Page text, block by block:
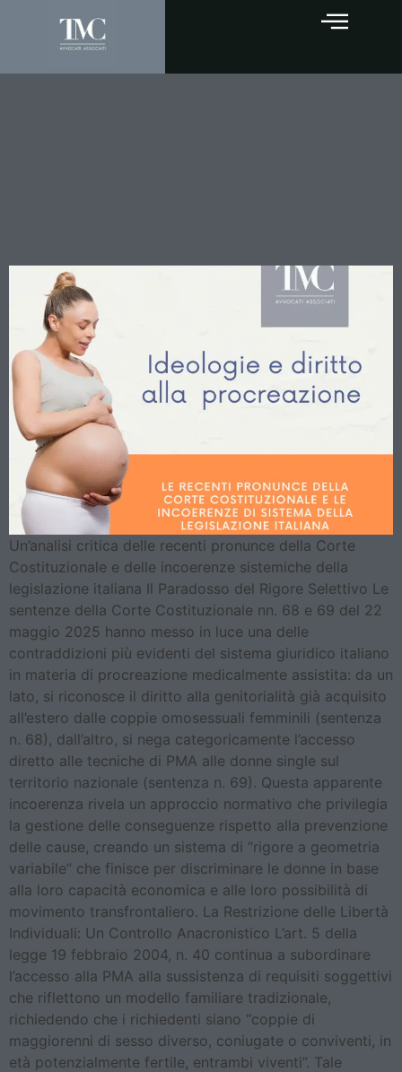
Un’analisi critica delle recenti pronunce della Corte
Costituzionale e delle incoerenze sistemiche della
legislazione italiana Il Paradosso del Rigore Selettivo Le
sentenze della Corte Costituzionale nn. 68 e 69 del 22
maggio 2025 hanno messo in luce una delle
contraddizioni più evidenti del sistema giuridico italiano
in materia di procreazione medicalmente assistita: da un
lato, si riconosce il diritto alla genitorialità già acquisito
all’estero dalle coppie omosessuali femminili (sentenza
n. 68), dall’altro, si nega categoricamente l’accesso
diretto alle tecniche di PMA alle donne single sul
territorio nazionale (sentenza n. 69). Questa apparente
incoerenza rivela un approccio normativo che privilegia
la gestione delle conseguenze rispetto alla prevenzione
delle cause, creando un sistema di “rigore a geometria
variabile” che finisce per discriminare le donne in base
alla loro capacità economica e alle loro possibilità di
movimento transfrontaliero. La Restrizione delle Libertà
Individuali: Un Controllo Anacronistico L’art. 5 della
legge 19 febbraio 2004, n. 40 continua a subordinare
l’accesso alla PMA alla sussistenza di requisiti soggettivi
che riflettono un modello familiare tradizionale,
richiedendo che i richiedenti siano “coppie di
maggiorenni di sesso diverso, coniugate o conviventi, in
età potenzialmente fertile, entrambi viventi”. Tale